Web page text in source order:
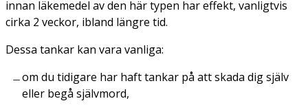
innan läkemedel av den här typen har effekt, vanligtvis
cirka 2 veckor, ibland längre tid.
Dessa tankar kan vara vanliga:
om du tidigare har haft tankar på att skada dig själv
eller begå självmord,